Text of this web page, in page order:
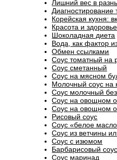
Лишний вес в
Диагностирование
Корейская кухня:
Красота и
Шоколадная диета
Вода, как фактор
Обмен ссылками
Соус томатный на
Соус сметанный
Соус на мясном
Молочный соус на
Соус молочный
Соус на овощном
Соус на овощном
Рисовый соус
Соус «белое
Соус из ветчины
Соус с изюмом
Барбарисовый
Соус маринад